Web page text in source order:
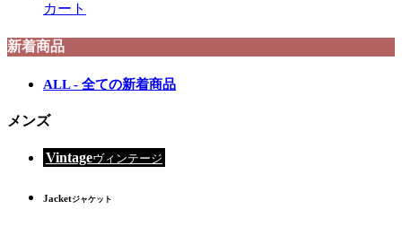
カート
新着商品
ALL - 全ての新着商品
メンズ
Vintageヴィンテージ
Jacketジャケット